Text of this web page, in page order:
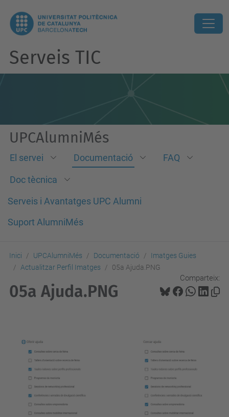
Serveis TIC
UPCAlumniMés
El servei Documentació FAQ
Doc tècnica
Serveis i Avantatges UPC Alumni
Suport AlumniMés
Inici UPCAlumniMés Documentació
Imatges Guies
Actualitzar Perfil Imatges
05a Ajuda.PNG
Comparteix:
05a Ajuda.PNG